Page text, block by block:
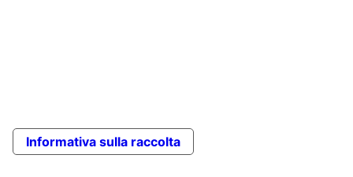
Informativa sulla raccolta